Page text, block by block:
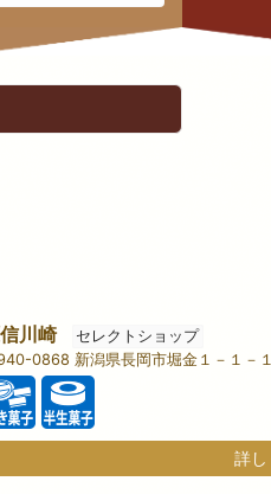
川崎
セレクトショップ
0868 新潟県長岡市堀金１－１－１
詳し